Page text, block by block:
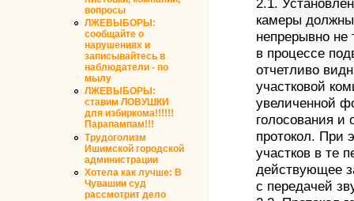
вопросы
ЛЖЕВЫБОРЫ:
сообщайте о
нарушениях и
записывайтесь в
наблюдатели - по
мылу
ЛЖЕВЫБОРЫ:
ставим ЛОВУШКИ
для избиркома!!!!!!
Парапампам!!!
Трудоголизм
Ишимской городской
администрации
Хотела как лучше: В
Чувашии суд
рассмотрит дело
2.1.
камеры
непрерывно не
в процессе
отчетливо
участковой
увеличенной
голосования и
протокол. При
участков в те
действующее
с передачей